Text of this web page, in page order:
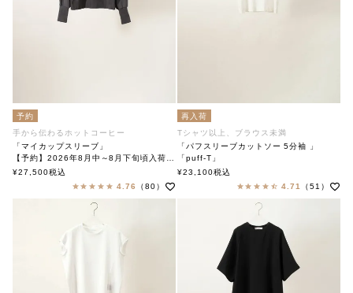
予約
手から伝わるホットコーヒー
「マイカップスリーブ」
【予約】2026年8月中～8月下旬頃入荷予定
「My Cup Sleeve」
¥27,500税込
4.76
（80）
再入荷
Tシャツ以上、ブラウス未満
「パフスリーブカットソー 5分袖 」
「puff-T」
soutiencollar（ステンカラー）
¥23,100税込
4.71
（51）